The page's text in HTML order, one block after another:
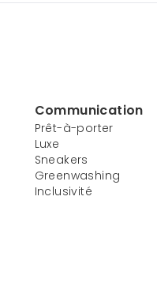
Communication
Prêt-à-porter
Luxe
Sneakers
Greenwashing
Inclusivité